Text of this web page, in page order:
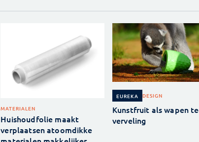
MATERIALEN
Huishoudfolie maakt
verplaatsen atoomdikke
EUREKA DESIGN
Kunstfruit als wapen
verveling